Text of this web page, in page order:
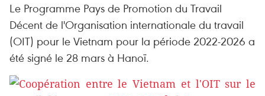
Le Programme Pays de Promotion du Travail
Décent de l'Organisation internationale du travail
(OIT) pour le Vietnam pour la période 2022-2026 a
été signé le 28 mars à Hanoï.